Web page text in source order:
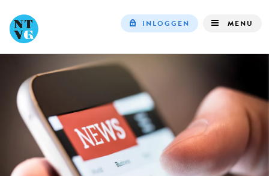
INLOGGEN MENU